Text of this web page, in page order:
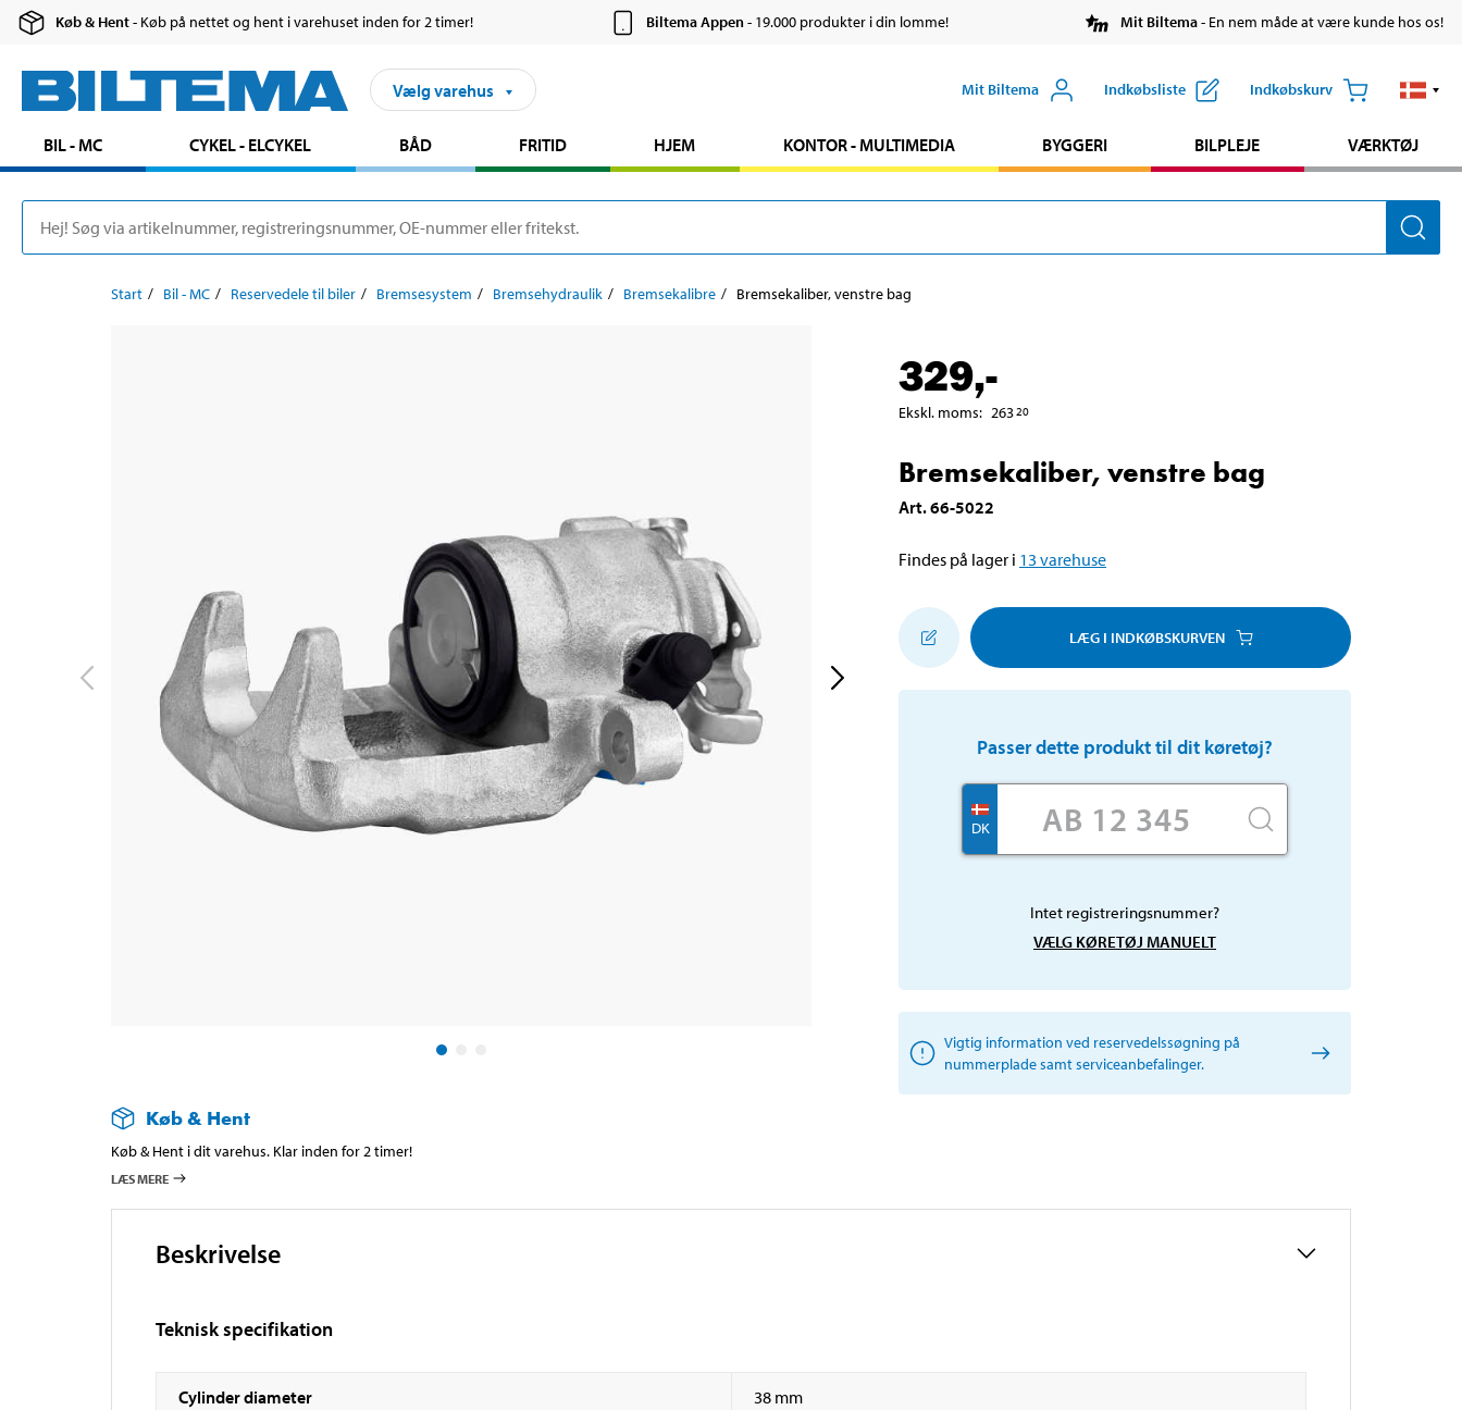
Køb & Hent- Køb på nettet og hent i varehuset inden for 2 timer! Biltema Appen- 19.000 produkter i din lomme! Mit Biltema- En nem måde at være kunde hos os!
Vælg varehus Mit Biltema Indkøbsliste Indkøbskurv
BIL - MC CYKEL - ELCYKEL BÅD FRITID HJEM KONTOR - MULTIMEDIA BYGGERI BILPLEJE VÆRKTØJ
Start Bil - MC Reservedele til biler Bremsesystem Bremsehydraulik Bremsekalibre Bremsekaliber, venstre bag
Køb & Hent
Køb & Hent i dit varehus. Klar inden for 2 timer!
LÆS MERE
329,-
Ekskl. moms: 263 20
Bremsekaliber, venstre bag
Art.66-5022
Findes på lager i 13 varehuse
LÆG I INDKØBSKURVEN
Passer dette produkt til dit køretøj?
DK
Intet registreringsnummer?
VÆLG KØRETØJ MANUELT
Vigtig information ved reservedelssøgning på
nummerplade samt serviceanbefalinger.
Beskrivelse
Teknisk specifikation
Cylinder diameter 38 mm